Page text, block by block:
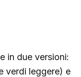
in due versioni:
verdi leggere) e